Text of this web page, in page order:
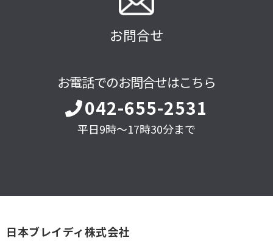
お問合せ
お電話でのお問合せはこちら
042-655-2531
平日9時～17時30分まで
日本ブレイディ株式会社